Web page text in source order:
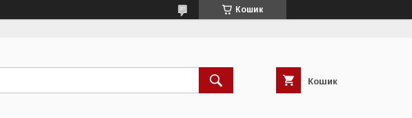
Кошик
Кошик